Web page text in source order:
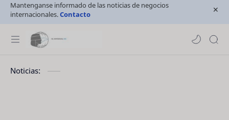
Mantenganse informado de las noticias de negocios
internacionales.Contacto
Noticias: